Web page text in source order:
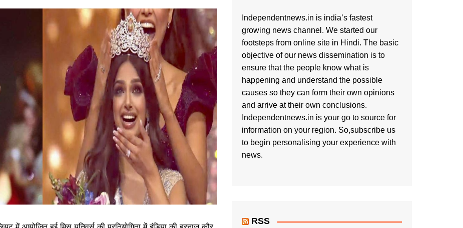
Independentnews.in is india’s fastest
growing news channel. We started our
footsteps from online site in Hindi. The basic
objective of our news dissemination is to
ensure that the people know what is
happening and understand the possible
causes so they can form their own opinions
and arrive at their own conclusions.
Independentnews.in is your go to source for
information on your region. So,subscribe us
to begin personalising your experience with
news.
RSS